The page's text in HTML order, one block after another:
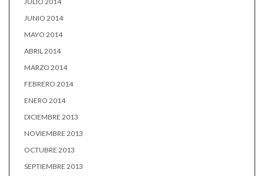
JUNIO 2014
MAYO 2014
ABRIL 2014
MARZO 2014
FEBRERO 2014
ENERO 2014
DICIEMBRE 2013
NOVIEMBRE 2013
OCTUBRE 2013
SEPTIEMBRE 2013